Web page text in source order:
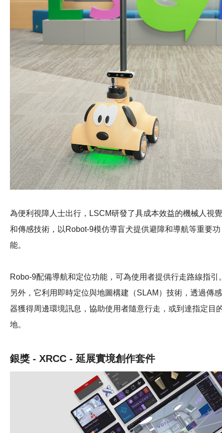
為便利視障人士出行，LSCM研發了具成本效益的機械人視覺
和傳感技術，以Robot-9模仿導盲犬提供避障和導航等重要功
能。
Robo-9配備導航和定位功能，可為使用者提供行走路線指引
另外，它利用即時定位與地圖構建（SLAM）技術，透過傳感
器獲得周邊環境訊息，協助使用者隨意行走，或到達指定目
地。
銀獎 - XRCC - 延展實境創作套件